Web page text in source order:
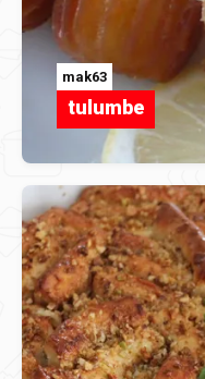
mak63
tulumbe